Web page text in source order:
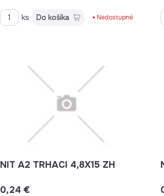
ks Do košíka Nedostupné
NIT A2 TRHACI 4,8X15 ZH
0,24 €